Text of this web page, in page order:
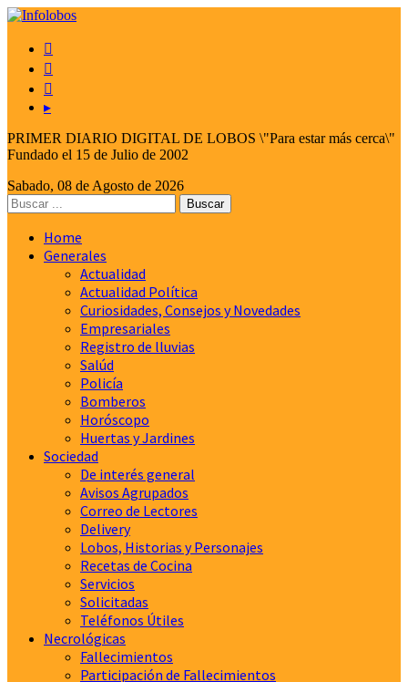



▸
PRIMER DIARIO DIGITAL DE LOBOS \"Para estar más cerca\"
Fundado el 15 de Julio de 2002
Sabado, 08 de Agosto de 2026
Home
Generales
Actualidad
Actualidad Política
Curiosidades, Consejos y Novedades
Empresariales
Registro de lluvias
Salúd
Policía
Bomberos
Horóscopo
Huertas y Jardines
Sociedad
De interés general
Avisos Agrupados
Correo de Lectores
Delivery
Lobos, Historias y Personajes
Recetas de Cocina
Servicios
Solicitadas
Teléfonos Útiles
Necrológicas
Fallecimientos
Participación de Fallecimientos